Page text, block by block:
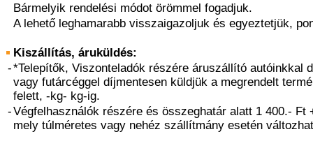
Bármelyik rendelési módot örömmel fogadjuk.
A lehető leghamarabb visszaigazoljuk és egyeztetjük,
Kiszállítás, áruküldés:
-*Telepítők, Viszonteladók részére áruszállító autóinkkal
vagy futárcéggel díjmentesen küldjük a megrendelt
felett, -kg- kg-ig.
-Végfelhasználók részére és összeghatár alatt 1 400.- Ft
mely túlméretes vagy nehéz szállítmány esetén